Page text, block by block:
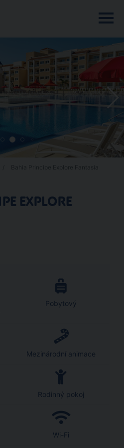
EXPLORE
Pobytový
Mezinárodní animace
Rodinný pokoj
Wi-Fi